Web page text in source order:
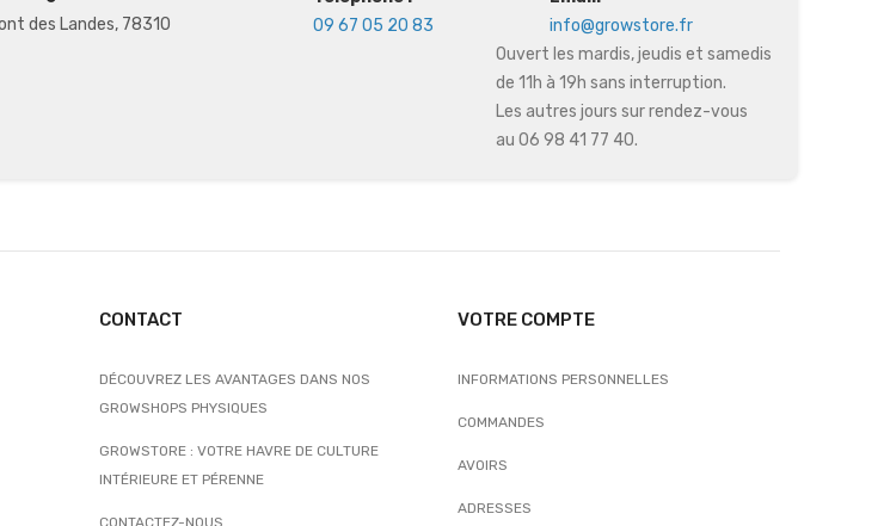
des Landes, 78310
09 67 05 20 83
info@growstore.fr
Ouvert les mardis, jeudis et samedis
de 11h à 19h sans interruption.
Les autres jours sur rendez-vous
au 06 98 41 77 40.
CONTACT
DÉCOUVREZ LES AVANTAGES DANS NOS
GROWSHOPS PHYSIQUES
GROWSTORE : VOTRE HAVRE DE CULTURE
INTÉRIEURE ET PÉRENNE
CONTACTEZ-NOUS
VOTRE COMPTE
INFORMATIONS PERSONNELLES
COMMANDES
AVOIRS
ADRESSES